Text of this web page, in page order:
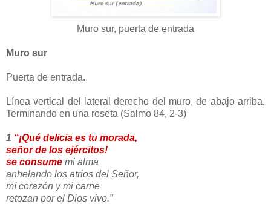
Muro sur, puerta de entrada
Muro sur
Puerta de entrada.
Línea vertical del lateral derecho del muro, de abajo arriba.
Terminando en una roseta (Salmo 84, 2-3)
1 “¡Qué delicia es tu morada,
señor de los ejércitos!
se consume mi alma
anhelando los atrios del Señor,
mí corazón y mi carne
retozan por el Dios vivo.”